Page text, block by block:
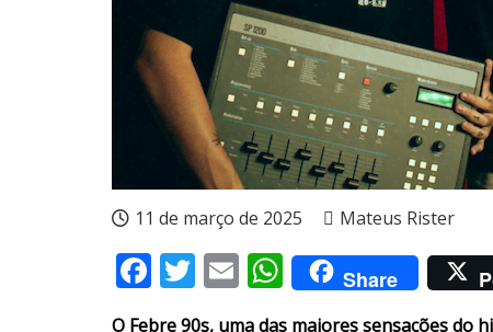
11 de março de 2025 Mateus Rister
Facebook
Twitter
EmailWhatsApp
Share
O Febre 90s, uma das maiores sensações